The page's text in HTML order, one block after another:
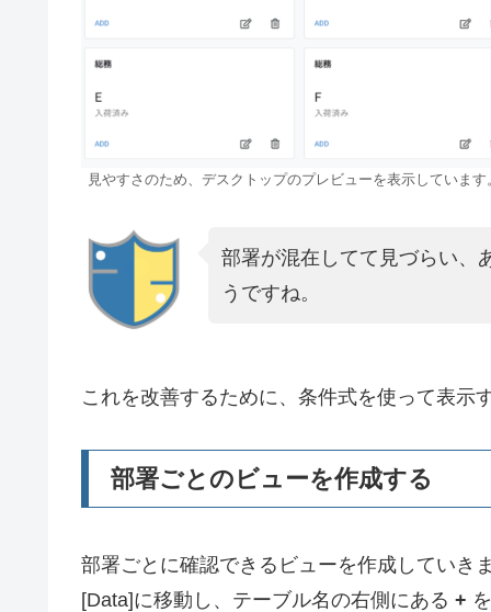
見やすさのため、デスクトップのプレビューを表示しています
部署が混在してて見づらい、
うですね。
これを改善するために、条件式を使って表示
部署ごとのビューを作成する
部署ごとに確認できるビューを作成していき
[Data]に移動し、テーブル名の右側にある +